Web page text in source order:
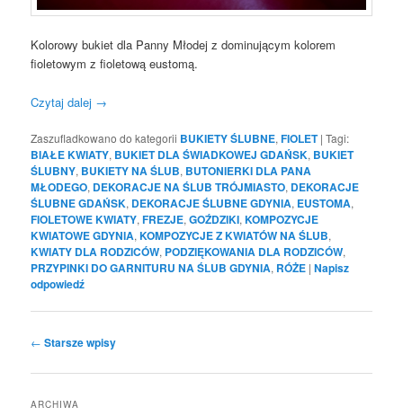
Kolorowy bukiet dla Panny Młodej z dominującym kolorem
fioletowym z fioletową eustomą.
Czytaj dalej →
Zaszufladkowano do kategorii BUKIETY ŚLUBNE,FIOLET |Tagi:
BIAŁE KWIATY, BUKIET DLA ŚWIADKOWEJ GDAŃSK, BUKIET
ŚLUBNY, BUKIETY NA ŚLUB, BUTONIERKI DLA PANA
MŁODEGO, DEKORACJE NA ŚLUB TRÓJMIASTO, DEKORACJE
ŚLUBNE GDAŃSK, DEKORACJE ŚLUBNE GDYNIA, EUSTOMA,
FIOLETOWE KWIATY,FREZJE,GOŹDZIKI,KOMPOZYCJE
KWIATOWE GDYNIA,KOMPOZYCJE Z KWIATÓW NA ŚLUB,
KWIATY DLA RODZICÓW, PODZIĘKOWANIA DLA RODZICÓW,
PRZYPINKI DO GARNITURU NA ŚLUB GDYNIA, RÓŻE |Napisz
odpowiedź
Nawigacja
wpisach
← Starsze wpisy
ARCHIWA